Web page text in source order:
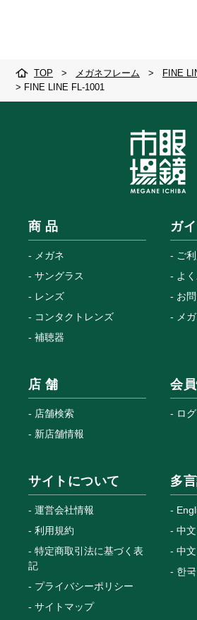
TOP > メガネフレーム >
FINE
> FINE LINE FL-1001
商 品
メガネ
サングラス
レンズ
コンタクトレンズ
補聴器
ガ
ご
よ
お
メ
店 舗
店舗検索
新店舗情報
会
ロ
サイトについて
運営会社情報
利用規約
特定商取引法に基づく表
記
プライバシーポリシー
サイトマップ
多
中
中
한